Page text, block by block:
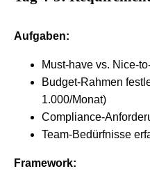
Aufgaben:
Must-have vs. Nice-
Budget-Rahmen
1.000/Monat)
Compliance-
Team-Bedürfnisse
Framework: